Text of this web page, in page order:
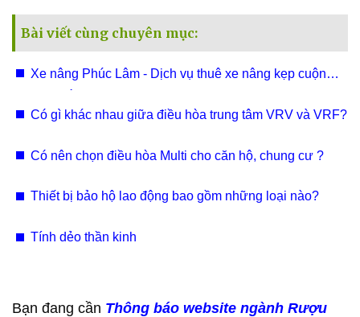
Bài viết cùng chuyên mục:
Xe nâng Phúc Lâm - Dịch vụ thuê xe nâng kẹp cuộn
Có gì khác nhau giữa điều hòa trung tâm VRV và VRF?
Có nên chọn điều hòa Multi cho căn hộ, chung cư ?
Thiết bị bảo hộ lao động bao gồm những loại nào?
Tính dẻo thần kinh
Bạn đang cần Thông báo website ngành Rượu